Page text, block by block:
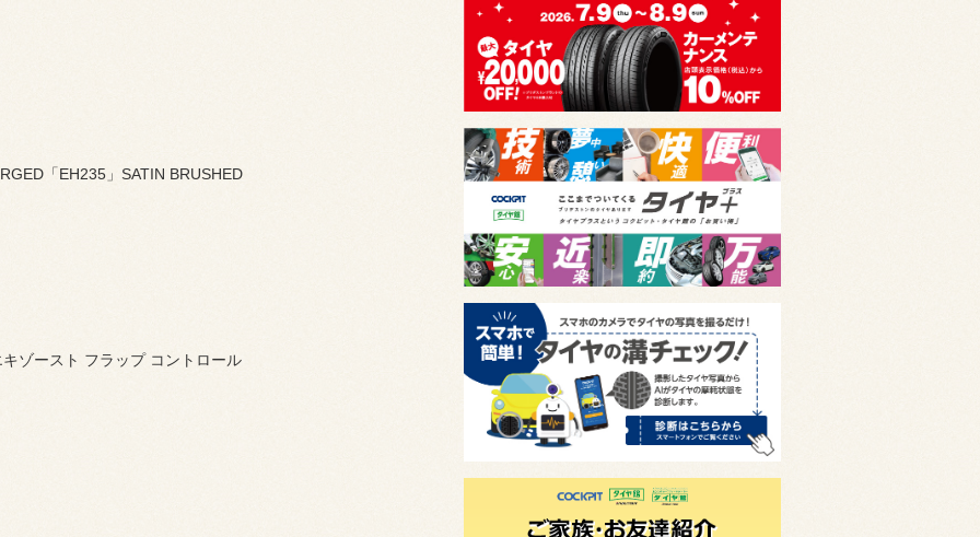
「EH235」SATIN BRUSHED
キゾースト フラップ コントロール